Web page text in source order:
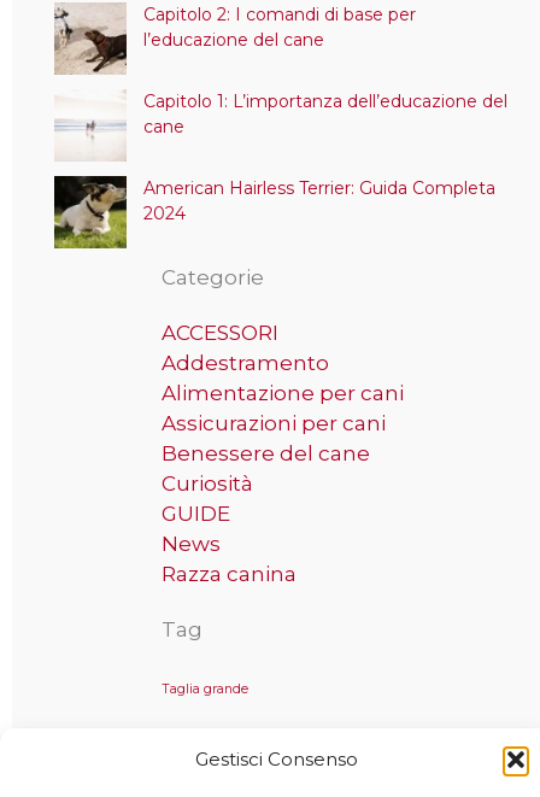
Gestisci Consenso
Capitolo 2: I comandi di base per
l’educazione del cane
Capitolo 1: L’importanza dell’educazione del
cane
American Hairless Terrier: Guida Completa
2024
Categorie
ACCESSORI
Addestramento
Alimentazione per cani
Assicurazioni per cani
Benessere del cane
Curiosità
GUIDE
News
Razza canina
Tag
Taglia grande